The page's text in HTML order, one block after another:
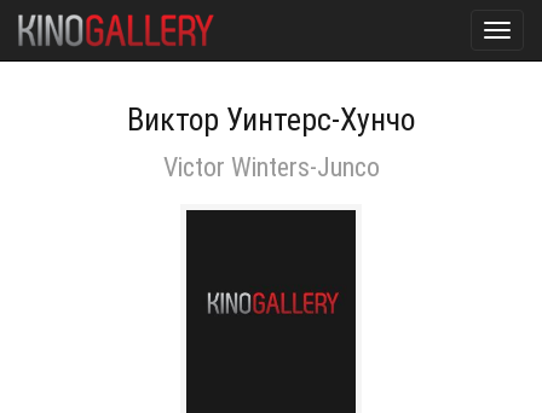
Виктор Уинтерс-Хунчо
Victor Winters-Junco